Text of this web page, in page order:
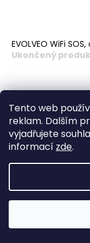
Tento web
reklam. Dalším
vyjadřujete
informací zde.
EVOLVEO WiFi
Ukončený